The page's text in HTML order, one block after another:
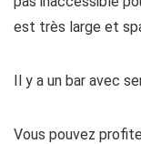
est très large et
Il y a un bar avec
Vous pouvez